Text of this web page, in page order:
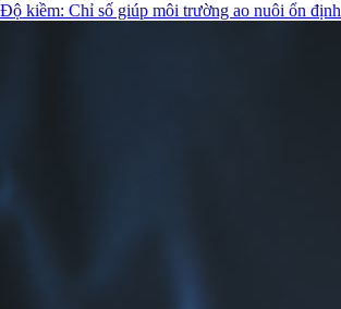
Độ kiềm: Chỉ số giúp môi trường ao nuôi ổn định